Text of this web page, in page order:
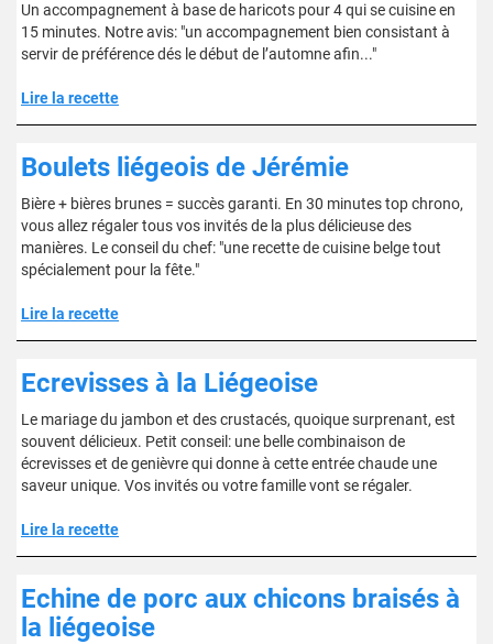
Un accompagnement à base de haricots pour 4 qui se cuisine en
15 minutes. Notre avis: "un accompagnement bien consistant à
servir de préférence dés le début de l’automne afin..."
Lire la recette
Boulets liégeois de Jérémie
Bière + bières brunes = succès garanti. En 30 minutes top chrono,
vous allez régaler tous vos invités de la plus délicieuse des
manières. Le conseil du chef: "une recette de cuisine belge tout
spécialement pour la fête."
Lire la recette
Ecrevisses à la Liégeoise
Le mariage du jambon et des crustacés, quoique surprenant, est
souvent délicieux. Petit conseil: une belle combinaison de
écrevisses et de genièvre qui donne à cette entrée chaude une
saveur unique. Vos invités ou votre famille vont se régaler.
Lire la recette
Echine de porc aux chicons braisés à
la liégeoise